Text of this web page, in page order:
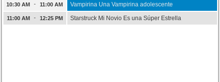
10:30 AM - 11:00 AM Vampirina Una Vampirina adolescente
11:00 AM - 12:25 PM Starstruck Mi Novio Es una Súper Estrella